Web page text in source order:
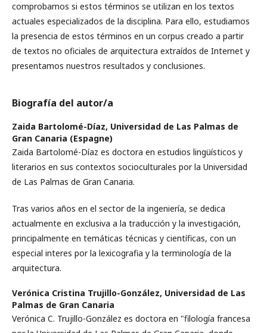
comprobamos si estos términos se utilizan en los textos
actuales especializados de la disciplina. Para ello, estudiamos
la presencia de estos términos en un corpus creado a partir
de textos no oficiales de arquitectura extraídos de Internet y
presentamos nuestros resultados y conclusiones.
Biografía del autor/a
Zaida Bartolomé-Díaz, Universidad de Las Palmas de
Gran Canaria (Espagne)
Zaida Bartolomé-Díaz es doctora en estudios lingüísticos y
literarios en sus contextos socioculturales por la Universidad
de Las Palmas de Gran Canaria.
Tras varios años en el sector de la ingeniería, se dedica
actualmente en exclusiva a la traducción y la investigación,
principalmente en temáticas técnicas y científicas, con un
especial interes por la lexicografia y la terminología de la
arquitectura.
Verónica Cristina Trujillo-González, Universidad de Las
Palmas de Gran Canaria
Verónica C. Trujillo-González es doctora en "filología francesa